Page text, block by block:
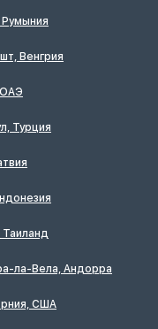
Венгрия
Турция
Таиланд
ла-Вела, Андорра
США